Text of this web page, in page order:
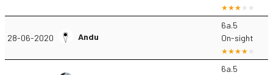
28-06-2020 Andu
6a.5
On-sight
6a.5